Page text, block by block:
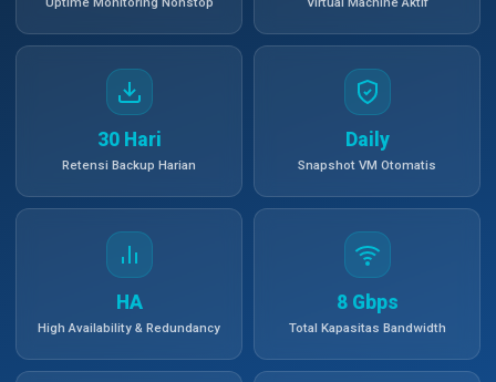
30 Hari
Retensi Backup Harian
Daily
Snapshot VM Otomatis
HA
High Availability & Redundancy
8 Gbps
Total Kapasitas Bandwidth